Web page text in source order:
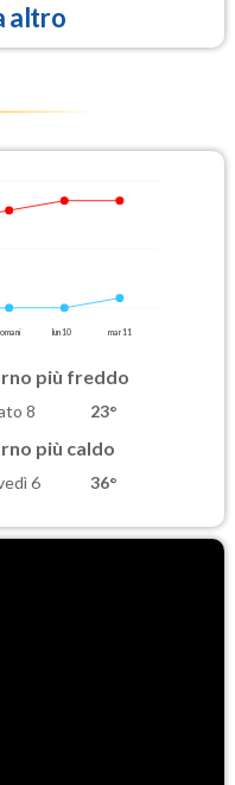
altro
lun 10 mar 11
più freddo
8 23°
più caldo
6 36°